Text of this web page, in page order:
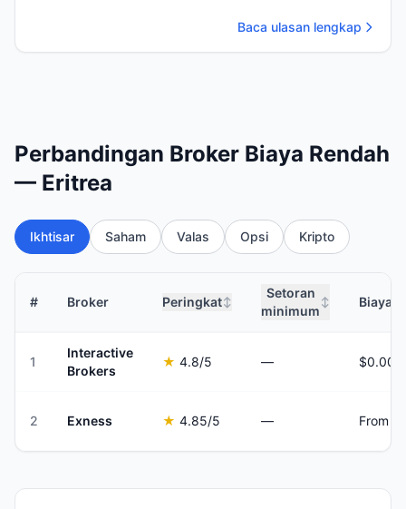
Baca ulasan lengkap
Perbandingan Broker Biaya Rendah
— Eritrea
Ikhtisar Saham Valas Opsi Kripto
# Broker Peringkat↕
Setoran
minimum
↕ Biaya
1
Interactive
Brokers
★ 4.8/5 —
2 Exness ★ 4.85/5 — From